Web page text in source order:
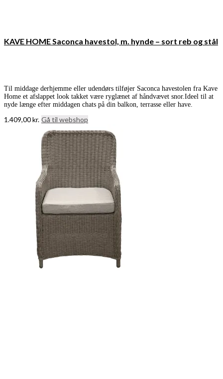
KAVE HOME Saconca havestol, m. hynde – sort reb og stål
Til middage derhjemme eller udendørs tilføjer Saconca havestolen fra Kave
Home et afslappet look takket være ryglænet af håndvævet snor.Ideel til at
nyde længe efter middagen chats på din balkon, terrasse eller have.
1.409,00kr. Gå til webshop